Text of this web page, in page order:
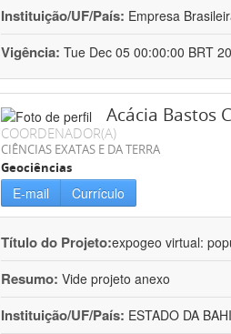
Instituição/UF/País: Empresa
Vigência: Tue Dec 05 00:00:00 BRT
Acácia Bastos
COORDENADOR(A)
CIÊNCIAS EXATAS E DA TERRA
Geociências
E-mail Currículo
Título do Projeto:expogeo virtual:
Resumo: Vide projeto anexo
Instituição/UF/País: ESTADO DA